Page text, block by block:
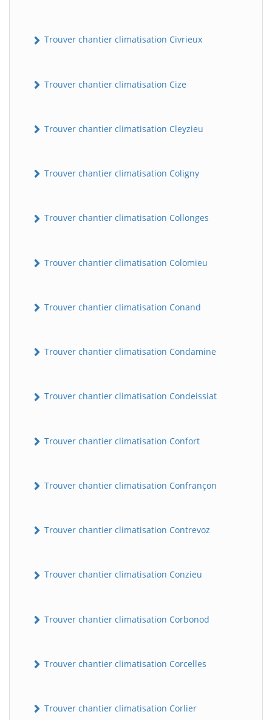
Trouver chantier climatisation Civrieux
Trouver chantier climatisation Cize
Trouver chantier climatisation Cleyzieu
Trouver chantier climatisation Coligny
Trouver chantier climatisation Collonges
Trouver chantier climatisation Colomieu
Trouver chantier climatisation Conand
Trouver chantier climatisation Condamine
Trouver chantier climatisation Condeissiat
Trouver chantier climatisation Confort
Trouver chantier climatisation Confrançon
Trouver chantier climatisation Contrevoz
Trouver chantier climatisation Conzieu
Trouver chantier climatisation Corbonod
Trouver chantier climatisation Corcelles
Trouver chantier climatisation Corlier